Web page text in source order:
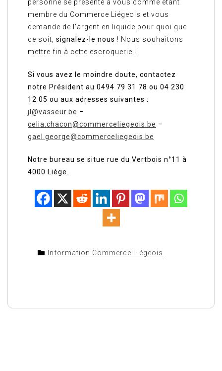
personne se présente à vous comme étant
membre du Commerce Liégeois et vous
demande de l’argent en liquide pour quoi que
ce soit, signalez-le nous ! Nous souhaitons
mettre fin à cette escroquerie !
Si vous avez le moindre doute, contactez
notre Président au 0494 79 31 78 ou 04 230
12 05 ou aux adresses suivantes :
jl@vasseur.be –
celia.chacon@commerceliegeois.be –
gael.george@commerceliegeois.be
Notre bureau se situe rue du Vertbois n°11 à
4000 Liège.
Information Commerce Liégeois